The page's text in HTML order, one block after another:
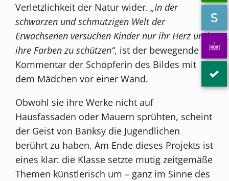
Verletzlichkeit der Natur wider.„In der
schwarzen und schmutzigen Welt der
Erwachsenen versuchen Kinder nur ihr Herz und
ihre Farben zu schützen“, ist der bewegende
Kommentar der Schöpferin des Bildes mit
dem Mädchen vor einer Wand.
Obwohl sie ihre Werke nicht auf
Hausfassaden oder Mauern sprühten, scheint
der Geist von Banksy die Jugendlichen
berührt zu haben. Am Ende dieses Projekts ist
eines klar: die Klasse setzte mutig zeitgemäße
Themen künstlerisch um – ganz im Sinne des